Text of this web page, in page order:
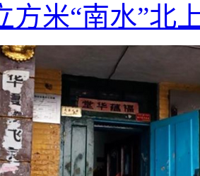
方米“南水”北